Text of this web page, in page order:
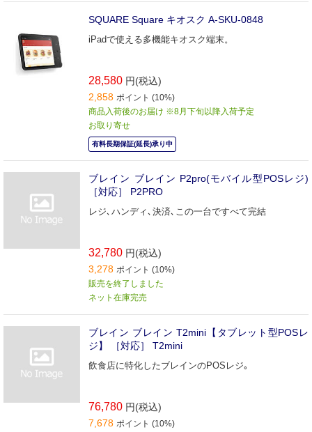
SQUARE Square キオスク A-SKU-0848
iPadで使える多機能キオスク端末。
28,580 円(税込)
2,858 ポイント (10%)
商品入荷後のお届け ※8月下旬以降入荷予定
お取り寄せ
有料長期保証(延長)承り中
ブレイン ブレイン P2pro(モバイル型POSレジ)
［対応］ P2PRO
レジ､ハンディ､決済､この一台ですべて完結
32,780 円(税込)
3,278 ポイント (10%)
販売を終了しました
ネット在庫完売
ブレイン ブレイン T2mini【タブレット型POSレ
ジ】 ［対応］ T2mini
飲食店に特化したブレインのPOSレジ｡
76,780 円(税込)
7,678 ポイント (10%)